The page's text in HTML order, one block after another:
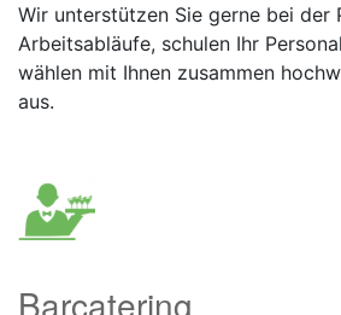
Wir unterstützen Sie gerne bei der
Arbeitsabläufe, schulen Ihr
wählen mit Ihnen zusammen
aus.
Barcatering